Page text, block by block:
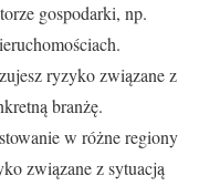
gospodarki, np.
ryzyko związane z
branżę.
w różne regiony
związane z sytuacją